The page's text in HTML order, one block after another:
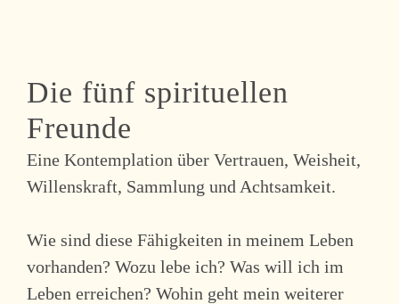
Die fünf spirituellen
Freunde
Eine Kontemplation über Vertrauen, Weisheit,
Willenskraft, Sammlung und Achtsamkeit.
Wie sind diese Fähigkeiten in meinem Leben
vorhanden? Wozu lebe ich? Was will ich im
Leben erreichen? Wohin geht mein weiterer